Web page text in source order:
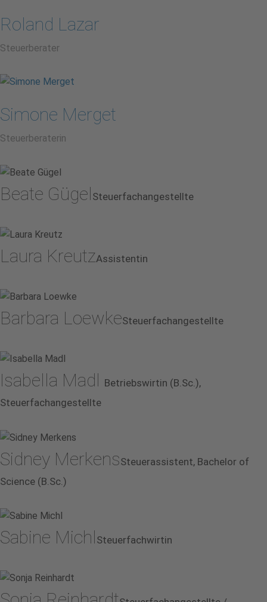
Roland Lazar
Steuerberater
Simone Merget
Steuerberaterin
Beate Gügel Steuerfachangestellte
Laura KreutzAssistentin
Barbara LoewkeSteuerfachangestellte
Isabella Madl Betriebswirtin (B.Sc.),
Steuerfachangestellte
Sidney MerkensSteuerassistent, Bachelor of
Science (B.Sc.)
Sabine Michl Steuerfachwirtin